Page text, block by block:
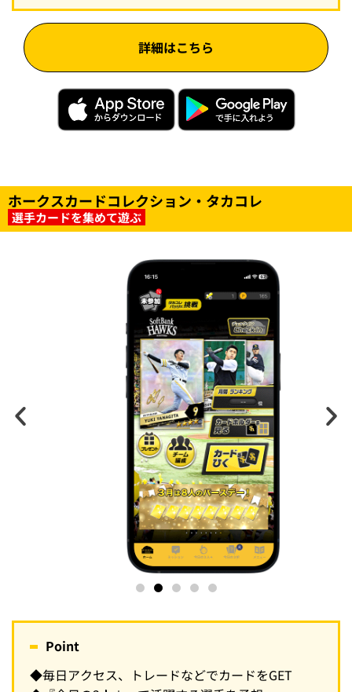
詳細はこちら
ホークスカードコレクション・タカコレ
選手カードを集めて遊ぶ
Point
◆毎日アクセス、トレードなどでカードをGET